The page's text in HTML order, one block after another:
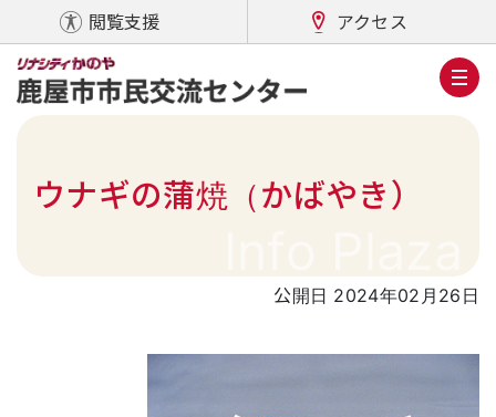
閲覧支援 アクセス
ウナギの蒲焼（かばやき）
公開日 2024年02月26日